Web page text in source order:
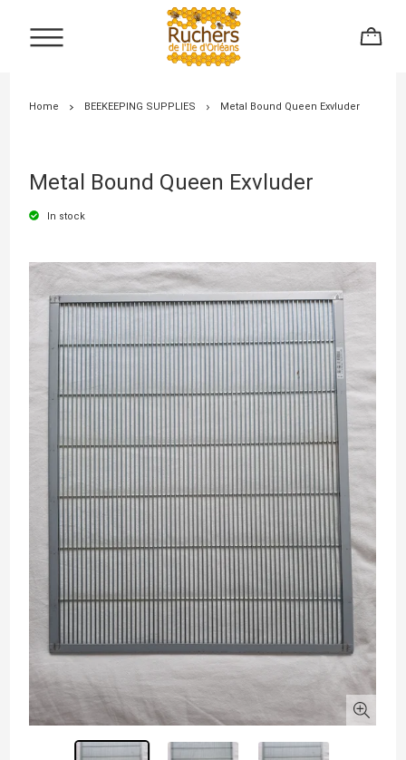
Home BEEKEEPING SUPPLIES Metal Bound Queen Exvluder
Metal Bound Queen Exvluder
In stock